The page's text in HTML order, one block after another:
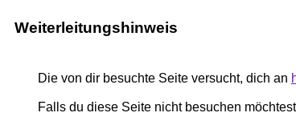
Weiterleitungshinweis
Die von dir besuchte Seite versucht, dich an
Falls du diese Seite nicht besuchen